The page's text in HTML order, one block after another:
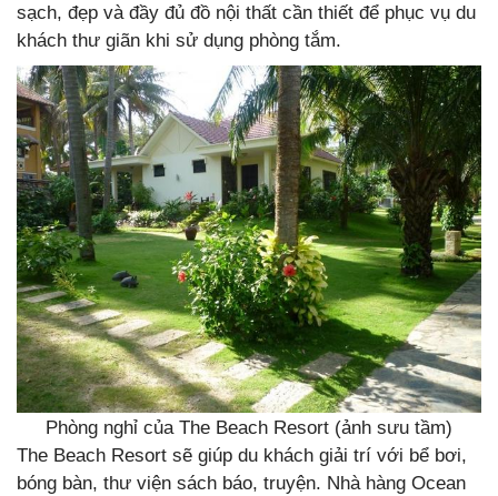
sạch, đẹp và đầy đủ đồ nội thất cần thiết để phục vụ du
khách thư giãn khi sử dụng phòng tắm.
Phòng nghỉ của The Beach Resort (ảnh sưu tầm)
The Beach Resort sẽ giúp du khách giải trí với bể bơi,
bóng bàn, thư viện sách báo, truyện. Nhà hàng Ocean